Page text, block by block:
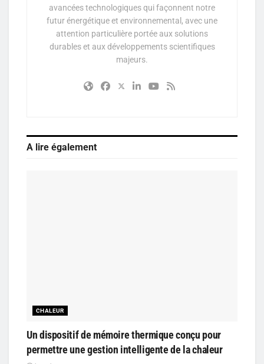
avancées technologiques qui façonnent notre
futur énergétique et environnemental, avec une
attention particulière portée aux solutions
durables et aux développements scientifiques
majeurs.
A lire également
CHALEUR
Un dispositif de mémoire thermique conçu pour
permettre une gestion intelligente de la chaleur